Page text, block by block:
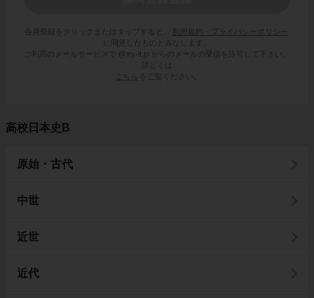
会員登録をクリックまたはタップすると、
利用規約・プライバシーポリシー
に同意したものとみなします。
ご利用のメールサービスで @try-it.jp からのメールの受信を許可して下さい。
詳しくは
こちら
をご覧ください。
高校日本史B
原始・古代
中世
近世
近代